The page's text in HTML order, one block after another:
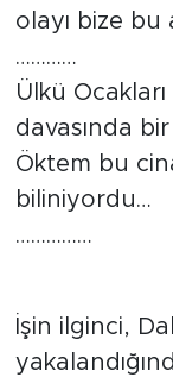
olayı bize bu
…………
Ülkü
davasında
Öktem bu
biliniyordu…
……………
İşin ilginci,